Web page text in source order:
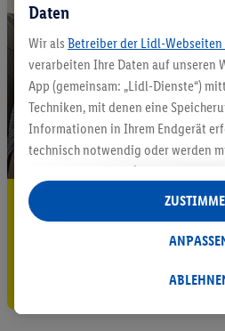
5.95 €
Jetzt zum
Gutschein
Daten
Wir als Betreiber der Lidl-
verarbeiten Ihre Daten auf unseren
App (gemeinsam: „Lidl-Dienste“)
Techniken, mit denen eine
Informationen in Ihrem Endgerät
technisch notwendig oder werden
auch durch Partner (u.a.
Verantwortliche; im Zusammenhang
insgesamt
Statistik-Erstellung oder für
Datenverarbeitungen für